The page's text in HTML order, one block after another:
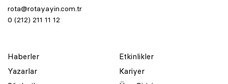
rota@rotayayin.com.tr
0 (212) 211 11 12
Haberler
Yazarlar
Etkinlikler
Kariyer